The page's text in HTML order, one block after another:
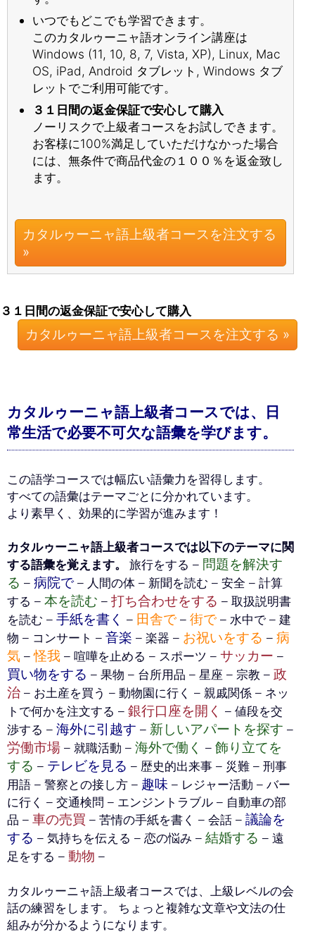
いつでもどこでも学習できます。
このカタルゥーニャ語オンライン講座は
Windows (11, 10, 8, 7, Vista, XP), Linux, Mac
OS, iPad, Android タブレット, Windows タブ
レットでご利用可能です。
３１日間の返金保証で安心して購入
ノーリスクで上級者コースをお試しできます。
お客様に100%満足していただけなかった場合
には、無条件で商品代金の１００％を返金致し
ます。
カタルゥーニャ語上級者コースを注文する
»
３１日間の返金保証で安心して購入
カタルゥーニャ語上級者コースを注文する »
カタルゥーニャ語上級者コースでは、日
常生活で必要不可欠な語彙を学びます。
この語学コースでは幅広い語彙力を習得します。
すべての語彙はテーマごとに分かれています。
より素早く、効果的に学習が進みます！
カタルゥーニャ語上級者コースでは以下のテーマに関
する語彙を覚えます。 旅行をする – 問題を解決す
る – 病院で – 人間の体 – 新聞を読む – 安全 – 計算
する – 本を読む – 打ち合わせをする – 取扱説明書
を読む – 手紙を書く – 田舎で – 街で – 水中で – 建
物 – コンサート – 音楽 – 楽器 – お祝いをする – 病
気 –怪我 – 喧嘩を止める – スポーツ – サッカー –
買い物をする – 果物 – 台所用品 – 星座 – 宗教 – 政
治 – お土産を買う – 動物園に行く – 親戚関係 – ネッ
トで何かを注文する – 銀行口座を開く – 値段を交
渉する – 海外に引越す – 新しいアパートを探す –
労働市場 – 就職活動 – 海外で働く – 飾り立てを
する – テレビを見る – 歴史的出来事 – 災難 – 刑事
用語 – 警察との接し方 – 趣味 – レジャー活動 – バー
に行く – 交通検問 – エンジントラブル – 自動車の部
品 – 車の売買 – 苦情の手紙を書く – 会話 – 議論を
する – 気持ちを伝える – 恋の悩み – 結婚する – 遠
足をする – 動物 –
カタルゥーニャ語上級者コースでは、上級レベルの会
話の練習をします。 ちょっと複雑な文章や文法の仕
組みが分かるようになります。